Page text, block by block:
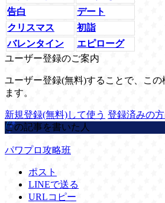
告白
デート
クリスマス
初詣
バレンタイン
エピローグ
ユーザー登録のご案内
ユーザー登録(無料)することで、この
ます。
新規登録(無料)して使う 登録済みの
この記事を書いた人
パワプロ攻略班
ポスト
LINEで送る
URLコピー